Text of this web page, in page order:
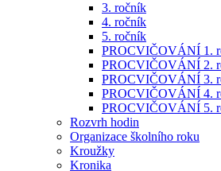
3. ročník
4. ročník
5. ročník
PROCVIČOVÁNÍ 1.
PROCVIČOVÁNÍ 2.
PROCVIČOVÁNÍ 3.
PROCVIČOVÁNÍ 4.
PROCVIČOVÁNÍ 5.
Rozvrh hodin
Organizace školního roku
Kroužky
Kronika